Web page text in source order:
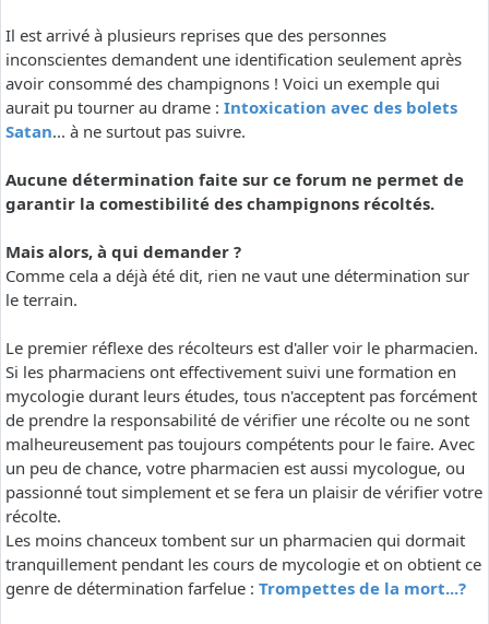
Il est arrivé à plusieurs reprises que des personnes
inconscientes demandent une identification seulement après
avoir consommé des champignons ! Voici un exemple qui
aurait pu tourner au drame : Intoxication avec des bolets
Satan... à ne surtout pas suivre.
Aucune détermination faite sur ce forum ne permet de
garantir la comestibilité des champignons récoltés.
Mais alors, à qui demander ?
Comme cela a déjà été dit, rien ne vaut une détermination sur
le terrain.
Le premier réflexe des récolteurs est d'aller voir le pharmacien.
Si les pharmaciens ont effectivement suivi une formation en
mycologie durant leurs études, tous n'acceptent pas forcément
de prendre la responsabilité de vérifier une récolte ou ne sont
malheureusement pas toujours compétents pour le faire. Avec
un peu de chance, votre pharmacien est aussi mycologue, ou
passionné tout simplement et se fera un plaisir de vérifier votre
récolte.
Les moins chanceux tombent sur un pharmacien qui dormait
tranquillement pendant les cours de mycologie et on obtient ce
genre de détermination farfelue : Trompettes de la mort...?